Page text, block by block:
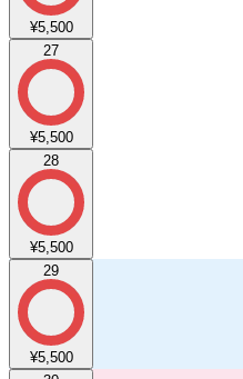
¥5,500
27
¥5,500
28
¥5,500
29
¥5,500